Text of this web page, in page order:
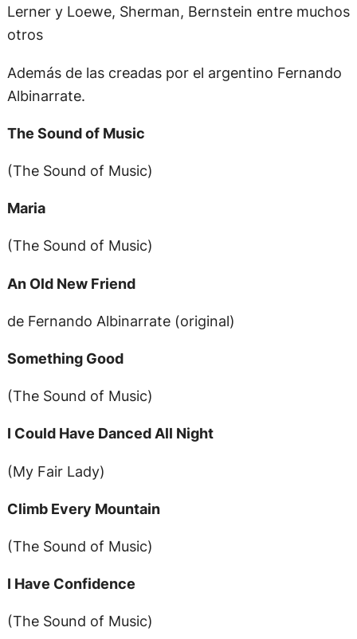
Lerner y Loewe, Sherman, Bernstein entre muchos
otros
Además de las creadas por el argentino Fernando
Albinarrate.
The Sound of Music
(The Sound of Music)
Maria
(The Sound of Music)
An Old New Friend
de Fernando Albinarrate (original)
Something Good
(The Sound of Music)
I Could Have Danced All Night
(My Fair Lady)
Climb Every Mountain
(The Sound of Music)
I Have Confidence
(The Sound of Music)